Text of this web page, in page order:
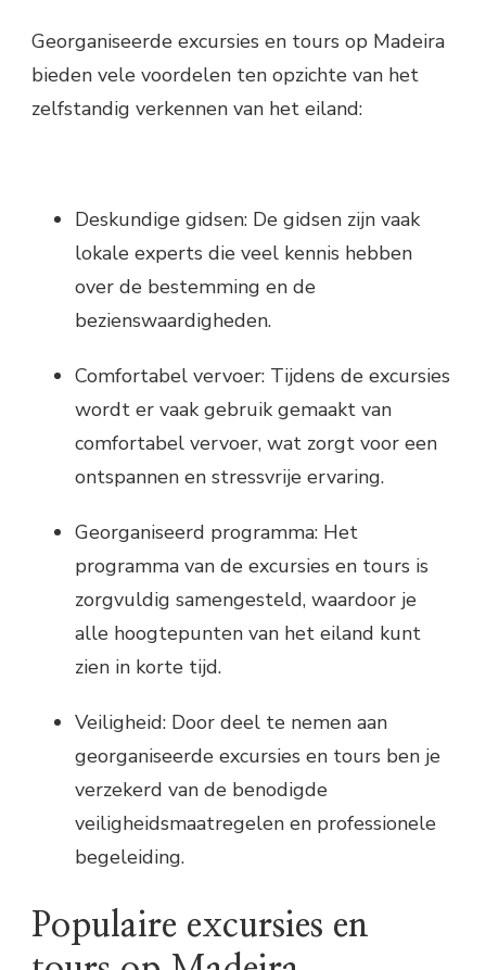
Georganiseerde excursies en tours op Madeira
bieden vele voordelen ten opzichte van het
zelfstandig verkennen van het eiland:
Deskundige gidsen: De gidsen zijn vaak
lokale experts die veel kennis hebben
over de bestemming en de
bezienswaardigheden.
Comfortabel vervoer: Tijdens de excursies
wordt er vaak gebruik gemaakt van
comfortabel vervoer, wat zorgt voor een
ontspannen en stressvrije ervaring.
Georganiseerd programma: Het
programma van de excursies en tours is
zorgvuldig samengesteld, waardoor je
alle hoogtepunten van het eiland kunt
zien in korte tijd.
Veiligheid: Door deel te nemen aan
georganiseerde excursies en tours ben je
verzekerd van de benodigde
veiligheidsmaatregelen en professionele
begeleiding.
Populaire excursies en